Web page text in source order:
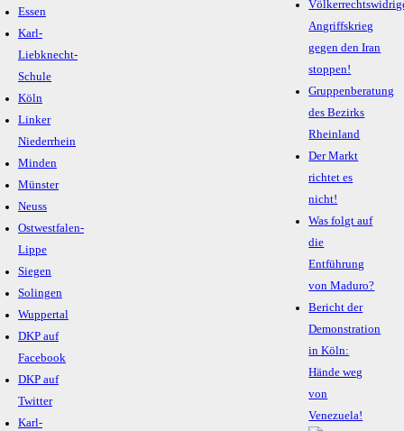
Essen
Karl-
Liebknecht-
Schule
Köln
Linker
Niederrhein
Minden
Münster
Neuss
Ostwestfalen-
Lippe
Siegen
Solingen
Wuppertal
DKP auf
Facebook
DKP auf
Twitter
Karl-
Angriffskrieg
gegen den Iran
stoppen!
Gruppenberatung
des Bezirks
Rheinland
Der Markt
richtet es
nicht!
Was folgt auf
die
Entführung
von Maduro?
Bericht der
Demonstration
in Köln:
Hände weg
von
Venezuela!